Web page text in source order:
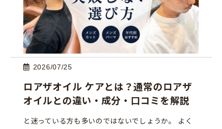
2026/07/25
ロアザオイル ケアとは？通常のロアザ
オイルとの違い・成分・口コミを解説
と迷っている方も多いのではないでしょうか。 よく